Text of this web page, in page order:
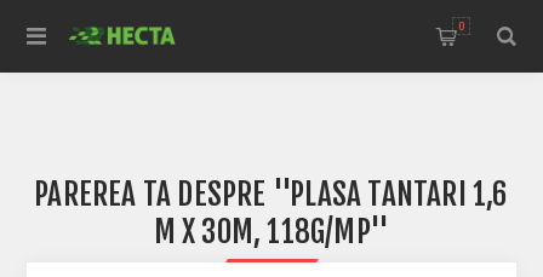
0
PAREREA TA DESPRE
PLASA TANTARI 1,6
M X 30M, 118G/MP